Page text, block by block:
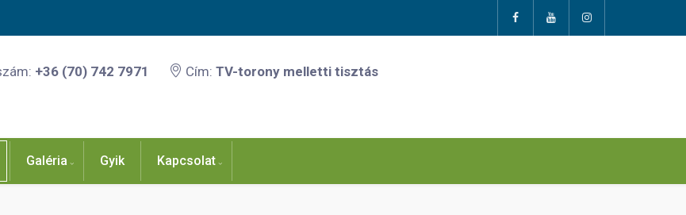
+36 (70) 742 7971 Cím: TV-torony melletti tisztás
Galéria Gyik Kapcsolat